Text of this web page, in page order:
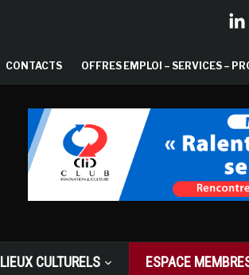
CONTACTS OFFRES EMPLOI – SERVICES –
LIEUX CULTURELS ESPACE